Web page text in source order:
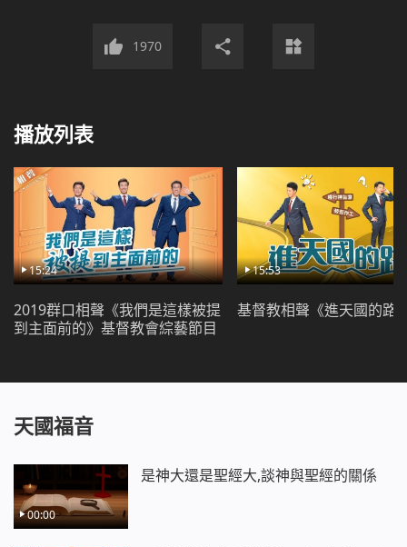
迎接主耶穌再來的關鍵：搬開天國路上的絆腳石
1970
播放列表
15:24
2019群口相聲《我們是這樣被提
到主面前的》基督教會綜藝節目
15:53
基督教相聲《進天國的路
天國福音
00:00
是神大還是聖經大,談神與聖經的關係